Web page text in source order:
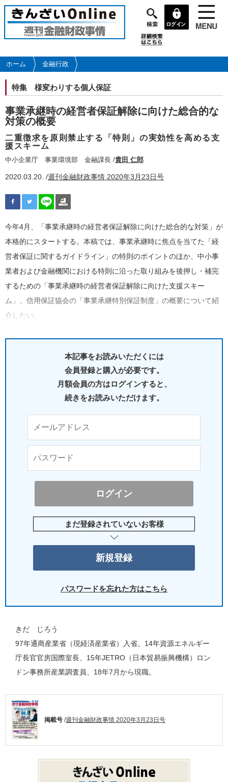
メ
イ
コ
ン
に
移
動
ホーム 金融行政
特集 様変わりする個人保証
事業承継時の経営者保証解除に向けた総合的な
対策の概要
二重徴求を原則禁止する「特則」の実効性を高める支
援スキーム
中小企業庁 事業環境部 金融課長 /貴田 仁郎
2020.03.20. /週刊金融財政事情 2020年3月23日号
今年4月、「事業承継時の経営者保証解除に向けた総合的な対策」が
本格的にスタートする。本稿では、事業承継時に焦点を当てた「経
営者保証に関するガイドライン」の特則のポイントのほか、中小事
業者および金融機関における特則に沿った取り組みを後押し・補完
するための「事業承継時の経営者保証解除に向けた支援スキー
ム」、信用保証協会の「事業承継特別保証制度」の概要について紹
介したい。
本記事をお読みいただくには
会員登録と購入が必要です。
月額会員の方はログインすると、
続きをお読みいただけます。
まだ登録されていないお客様
パスワードを忘れた方はこちら
きだ じろう
97年通商産業省（現経済産業省）入省。14年資源エネルギー
庁長官官房国際室長、15年JETRO（日本貿易振興機構）ロン
ドン事務所産業調査員、18年7月から現職。
掲載号 /週刊金融財政事情 2020年3月23日号